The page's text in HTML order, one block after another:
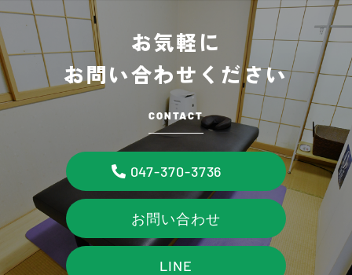
お気軽に
お問い合わせください
CONTACT
047-370-3736
お問い合わせ
LINE